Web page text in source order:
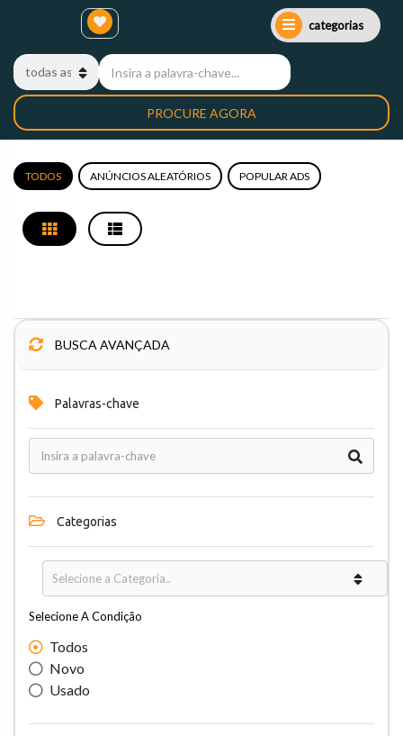
categorias
PROCURE AGORA
TODOS ANÚNCIOS ALEATÓRIOS POPULAR ADS
BUSCA AVANÇADA
Palavras-chave
Categorias
Selecione A Condição
Todos
Novo
Usado